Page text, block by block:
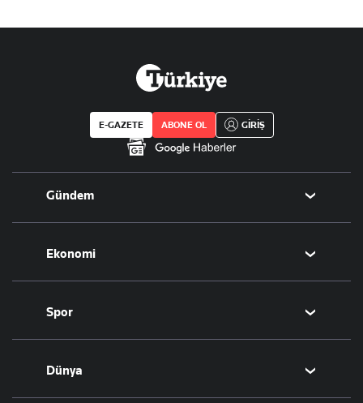
E-GAZETE ABONE OL GİRİŞ
Gündem
Politika
Eğitim
Ekonomi
Borsa
Altın
Döviz
Hisse Senedi
Spor
Futbol
Puan Durumu
Dünya